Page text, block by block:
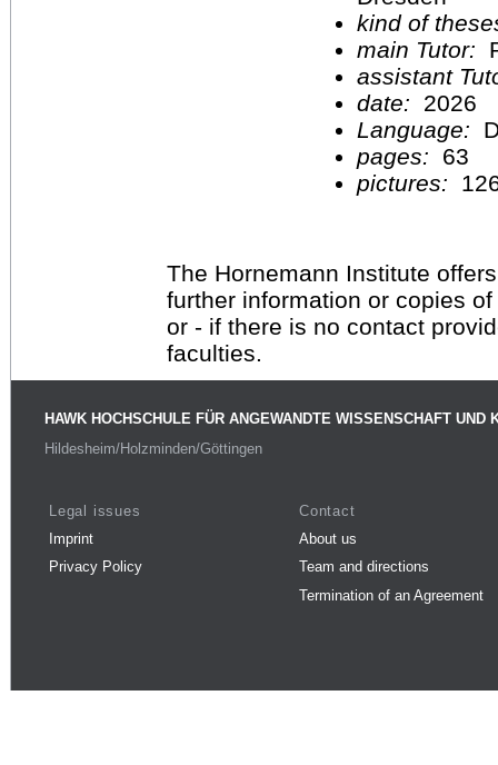
kind of
main Tutor:
assistant
date:
2026
Language:
pages:
63
pictures:
The Hornemann Institute
further information or copies
or - if there is no contact
faculties.
HAWK HOCHSCHULE FÜR ANGEWANDTE WISSENSCHAFT UND
Hildesheim/Holzminden/Göttingen
Legal issues
Imprint
Privacy Policy
Contact
About us
Team and directions
Termination of an Agreement